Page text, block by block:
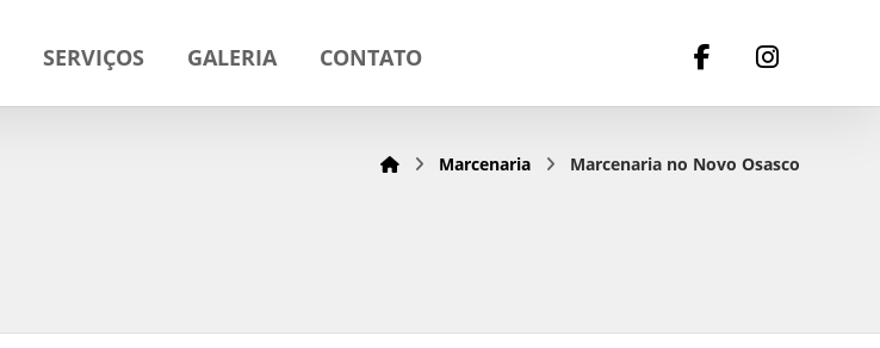
SERVIÇOS GALERIA CONTATO
Marcenaria Marcenaria no Novo Osasco